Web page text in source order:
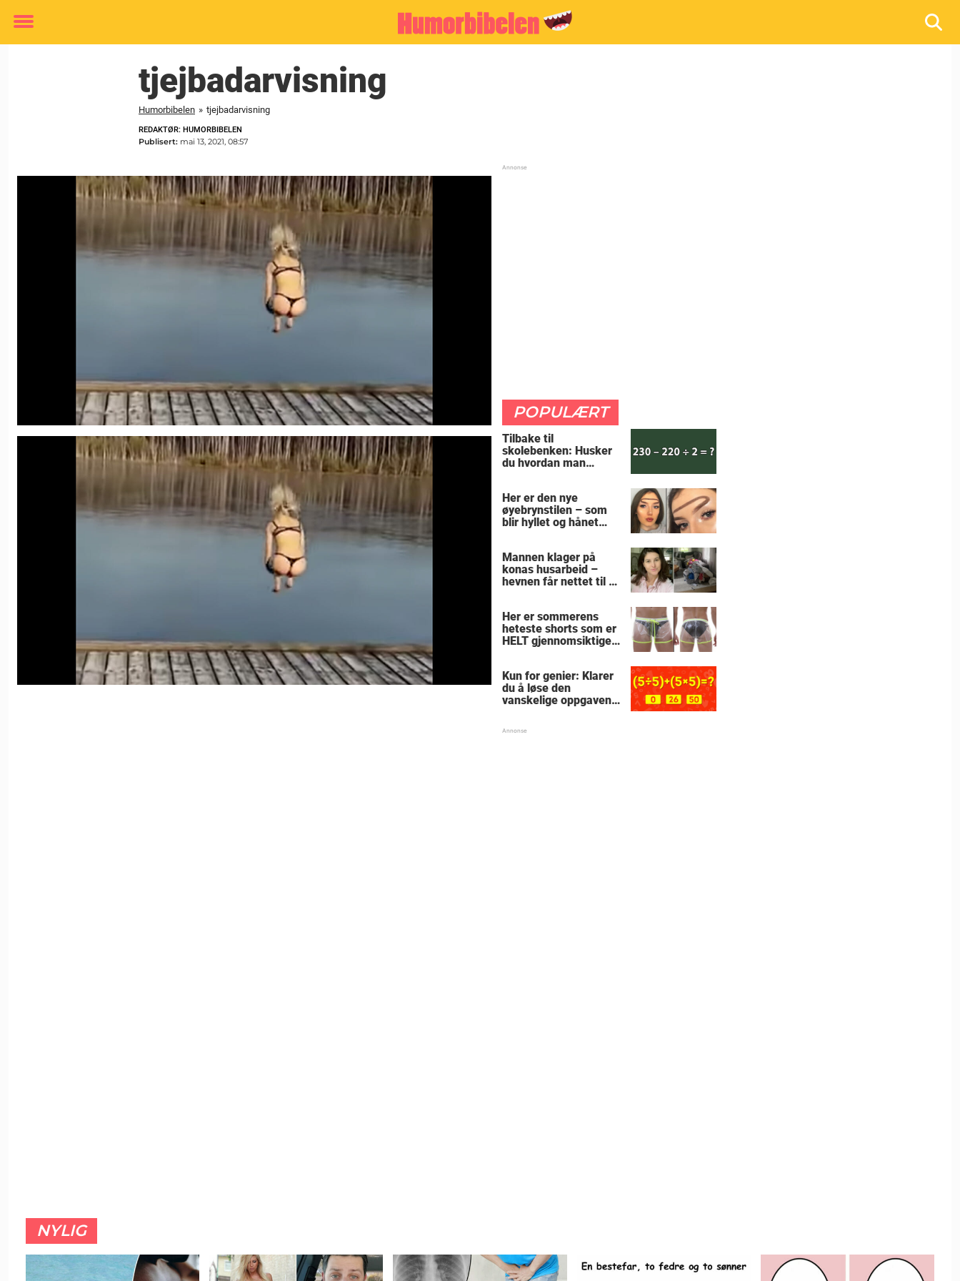
Toggle
tjejbadarvisning
Humorbibelen » tjejbadarvisning
REDAKTØR: HUMORBIBELEN
Publisert: mai 13, 2021, 08:57
POPULÆRT
Tilbake til
skolebenken: Husker
du hvordan man
Her er den nye
øyebrynstilen – som
blir hyllet og hånet
Mannen klager på
konas husarbeid –
hevnen får nettet til å
Her er sommerens
heteste shorts som er
HELT gjennomsiktige
Kun for genier: Klarer
du å løse den
vanskelige oppgaven
NYLIG